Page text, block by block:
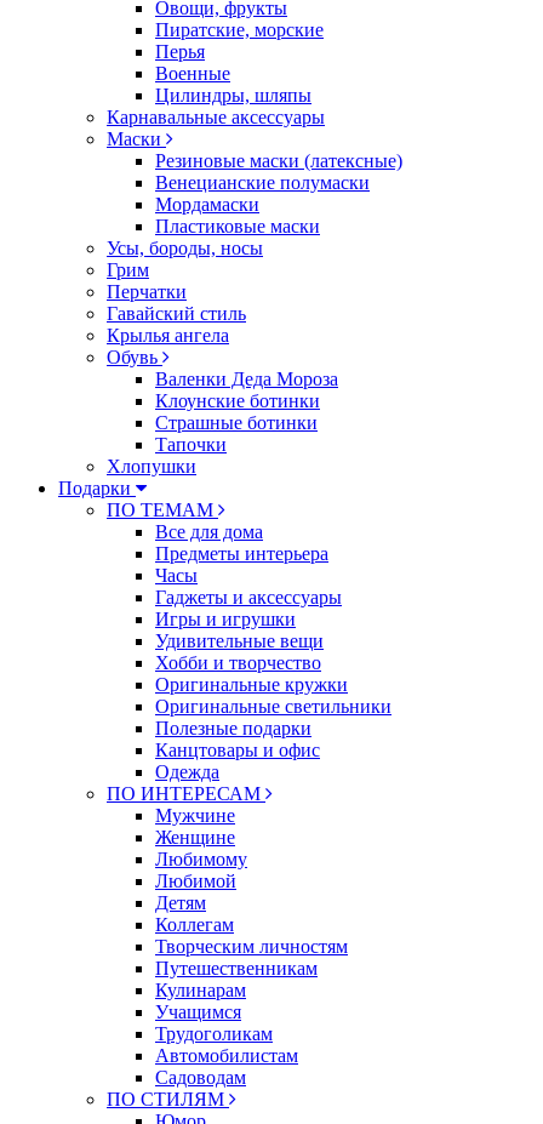
Овощи, фрукты
Пиратские, морские
Перья
Военные
Цилиндры, шляпы
Карнавальные аксессуары
Маски
Резиновые маски (латексные)
Венецианские полумаски
Мордамаски
Пластиковые маски
Усы, бороды, носы
Грим
Перчатки
Гавайский стиль
Крылья ангела
Обувь
Валенки Деда Мороза
Клоунские ботинки
Страшные ботинки
Тапочки
Хлопушки
Подарки
ПО ТЕМАМ
Все для дома
Предметы интерьера
Часы
Гаджеты и аксессуары
Игры и игрушки
Удивительные вещи
Хобби и творчество
Оригинальные кружки
Оригинальные светильники
Полезные подарки
Канцтовары и офис
Одежда
ПО ИНТЕРЕСАМ
Мужчине
Женщине
Любимому
Любимой
Детям
Коллегам
Творческим личностям
Путешественникам
Кулинарам
Учащимся
Трудоголикам
Автомобилистам
Садоводам
ПО СТИЛЯМ